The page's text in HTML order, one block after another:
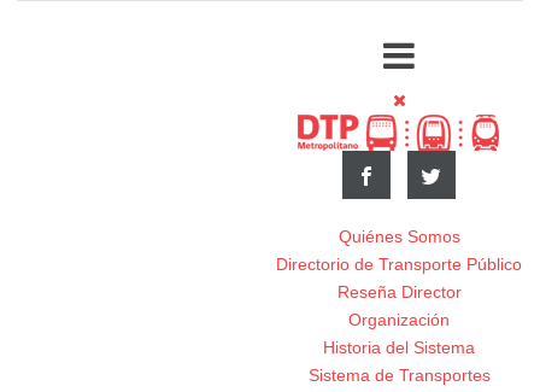
Quiénes Somos
Directorio de Transporte Público
Reseña Director
Organización
Historia del Sistema
Sistema de Transportes